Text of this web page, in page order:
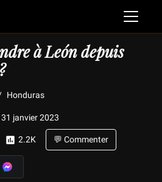
à León depuis
Honduras
31 janvier 2023
2.2K 💬 Commenter